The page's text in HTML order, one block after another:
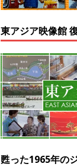
東アジア映像館
甦った1965年の